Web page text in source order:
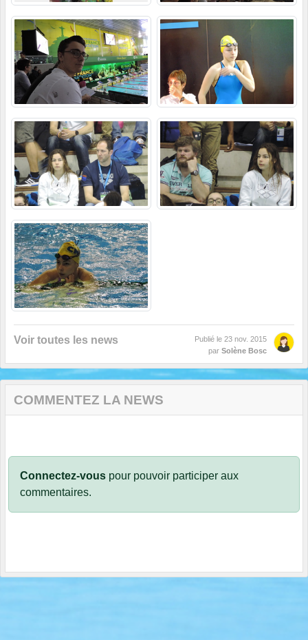
Voir toutes les news Publié le 23 nov. 2015
par Solène Bosc
COMMENTEZ LA NEWS
Connectez-vous pour pouvoir participer aux
commentaires.